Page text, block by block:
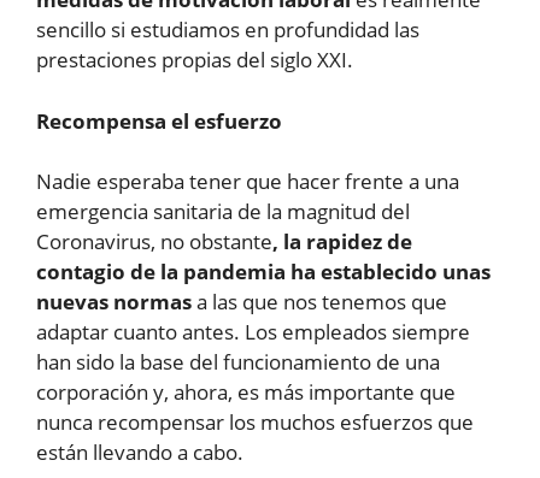
sencillo si estudiamos en profundidad las
prestaciones propias del siglo XXI.
Recompensa el esfuerzo
Nadie esperaba tener que hacer frente a una
emergencia sanitaria de la magnitud del
Coronavirus, no obstante, la rapidez de
contagio de la pandemia ha establecido unas
nuevas normasa las que nos tenemos que
adaptar cuanto antes. Los empleados siempre
han sido la base del funcionamiento de una
corporación y, ahora, es más importante que
nunca recompensar los muchos esfuerzos que
están llevando a cabo.